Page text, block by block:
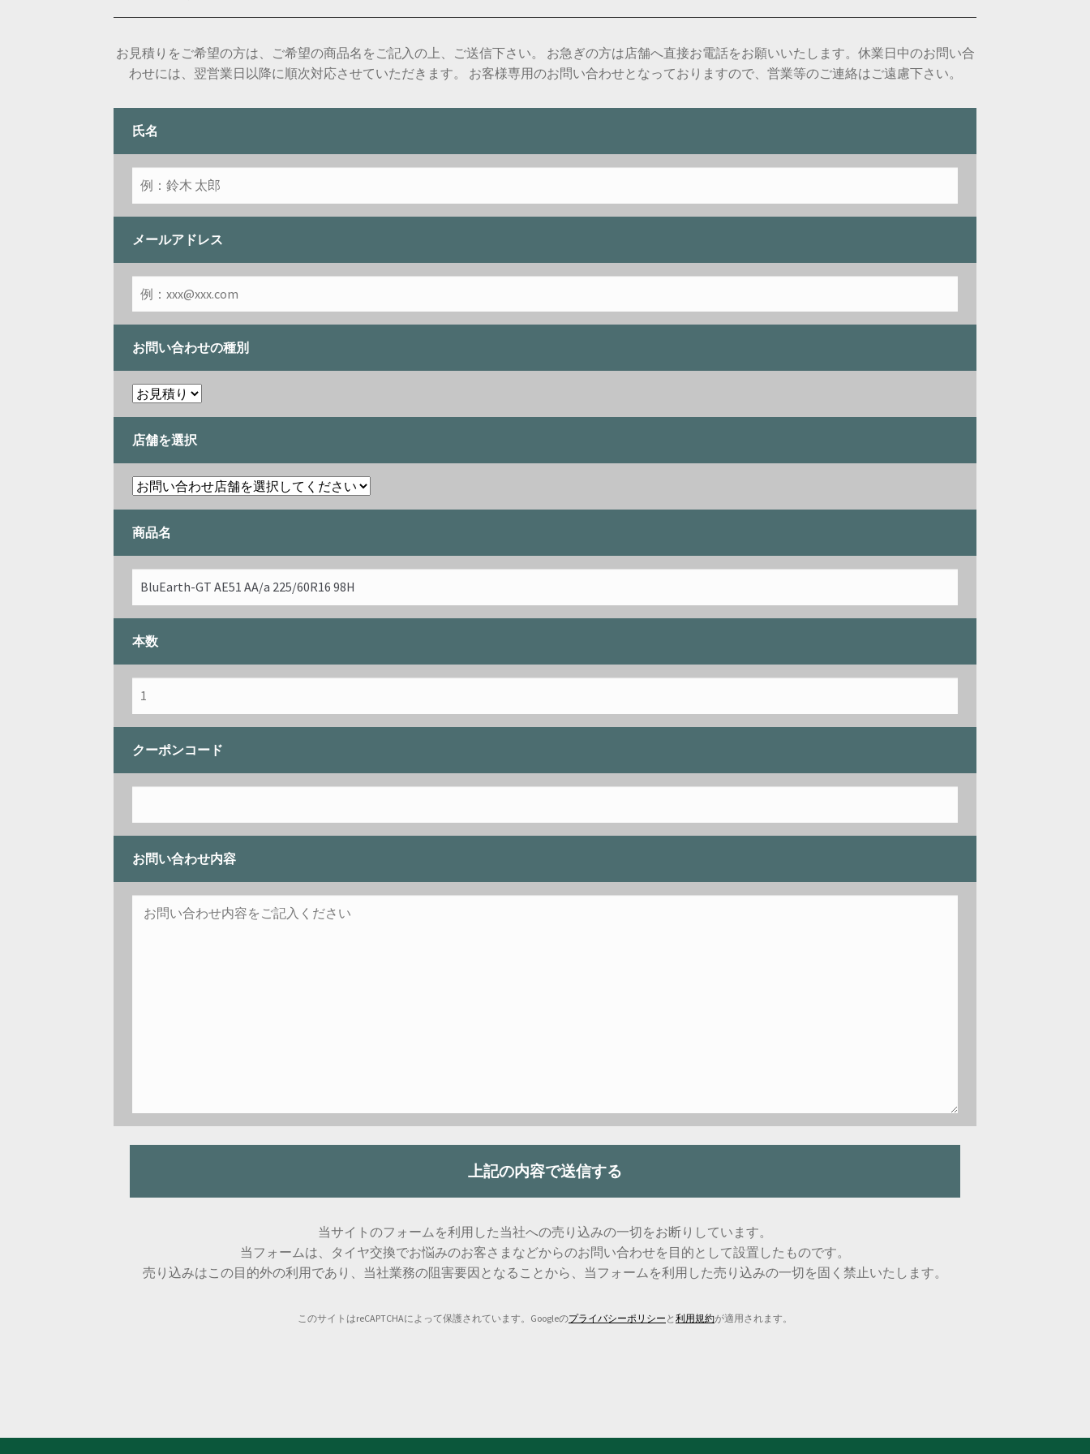
お見積りをご希望の方は、ご希望の商品名をご記入の上、ご送信下さい。 お急ぎの方は店舗へ直接お電話をお願いいたします。休業日中のお問い合
わせには、翌営業日以降に順次対応させていただきます。 お客様専用のお問い合わせとなっておりますので、営業等のご連絡はご遠慮下さい。
氏名
メールアドレス
お問い合わせの種別
店舗を選択
商品名
本数
クーポンコード
お問い合わせ内容
当サイトのフォームを利用した当社への売り込みの一切をお断りしています。
当フォームは、タイヤ交換でお悩みのお客さまなどからのお問い合わせを目的として設置したものです。
売り込みはこの目的外の利用であり、当社業務の阻害要因となることから、当フォームを利用した売り込みの一切を固く禁止いたします。
このサイトはreCAPTCHAによって保護されています。Googleのプライバシーポリシー と 利用規約が適用されます。